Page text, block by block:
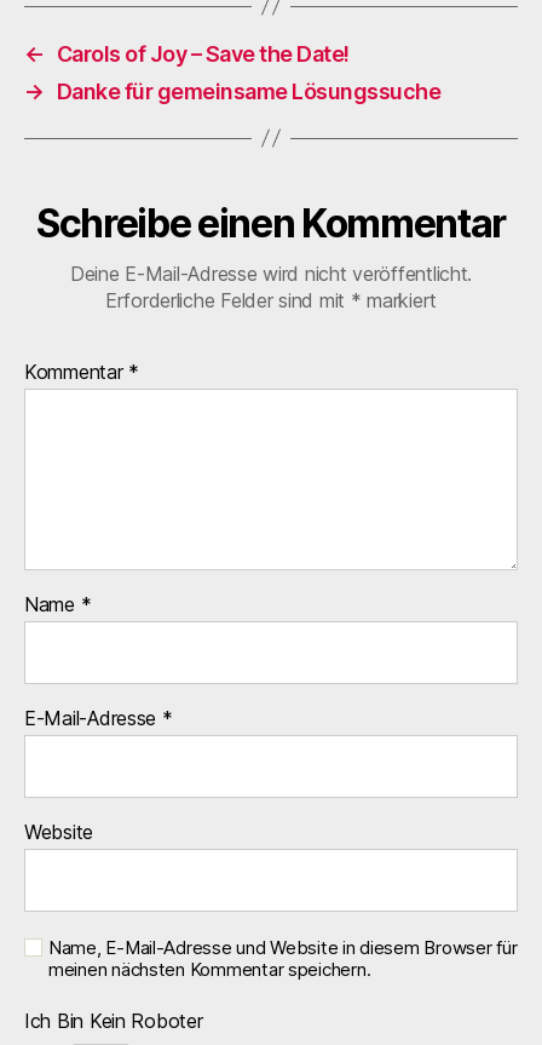
←
Carols of Joy – Save the Date!
→
Danke für gemeinsame Lösungssuche
Schreibe einen Kommentar
Deine E-Mail-Adresse wird nicht veröffentlicht.
Erforderliche Felder sind mit * markiert
Kommentar *
Name *
E-Mail-Adresse *
Website
Name, E-Mail-Adresse und Website in diesem Browser für
meinen nächsten Kommentar speichern.
Ich Bin Kein Roboter